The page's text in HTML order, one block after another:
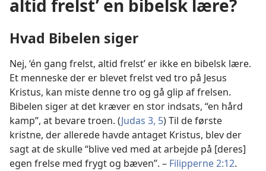
altid frelst’ en bibelsk lære?
Hvad Bibelen siger
Nej, ‘én gang frelst, altid frelst’ er ikke en bibelsk lære.
Et menneske der er blevet frelst ved tro på Jesus
Kristus, kan miste denne tro og gå glip af frelsen.
Bibelen siger at det kræver en stor indsats, “en hård
kamp”, at bevare troen. (Judas 3, 5) Til de første
kristne, der allerede havde antaget Kristus, blev der
sagt at de skulle “blive ved med at arbejde på [deres]
egen frelse med frygt og bæven”. – Filipperne 2:12.